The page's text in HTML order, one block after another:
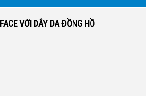
FACE VỚI DÂY DA ĐỒNG HỒ